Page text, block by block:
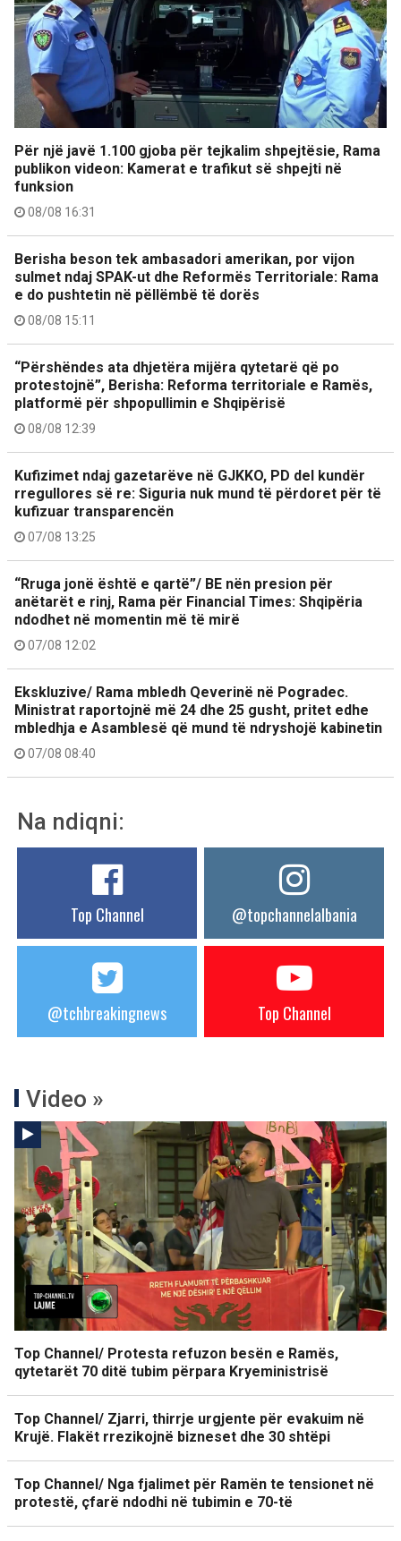
Për një javë 1.100 gjoba për tejkalim shpejtësie, Rama
publikon videon: Kamerat e trafikut së shpejti në
funksion
08/08 16:31
Berisha beson tek ambasadori amerikan, por vijon
sulmet ndaj SPAK-ut dhe Reformës Territoriale: Rama
e do pushtetin në pëllëmbë të dorës
08/08 15:11
“Përshëndes ata dhjetëra mijëra qytetarë që po
protestojnë”, Berisha: Reforma territoriale e Ramës,
platformë për shpopullimin e Shqipërisë
08/08 12:39
Kufizimet ndaj gazetarëve në GJKKO, PD del kundër
rregullores së re: Siguria nuk mund të përdoret për të
kufizuar transparencën
07/08 13:25
“Rruga jonë është e qartë”/ BE nën presion për
anëtarët e rinj, Rama për Financial Times: Shqipëria
ndodhet në momentin më të mirë
07/08 12:02
Ekskluzive/ Rama mbledh Qeverinë në Pogradec.
Ministrat raportojnë më 24 dhe 25 gusht, pritet edhe
mbledhja e Asamblesë që mund të ndryshojë kabinetin
07/08 08:40
Na ndiqni:
Top Channel @topchannelalbania
@tchbreakingnews Top Channel
Video »
Top Channel/ Protesta refuzon besën e Ramës,
qytetarët 70 ditë tubim përpara Kryeministrisë
Top Channel/ Zjarri, thirrje urgjente për evakuim në
Krujë. Flakët rrezikojnë bizneset dhe 30 shtëpi
Top Channel/ Nga fjalimet për Ramën te tensionet në
protestë, çfarë ndodhi në tubimin e 70-të